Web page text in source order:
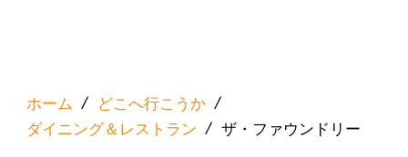
ホーム / どこへ行こうか /
ダイニング＆レストラン / ザ・ファウンドリー